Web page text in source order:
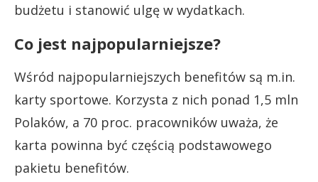
budżetu i stanowić ulgę w wydatkach.
Co jest najpopularniejsze?
Wśród najpopularniejszych benefitów są m.in.
karty sportowe. Korzysta z nich ponad 1,5 mln
Polaków, a 70 proc. pracowników uważa, że
karta powinna być częścią podstawowego
pakietu benefitów.